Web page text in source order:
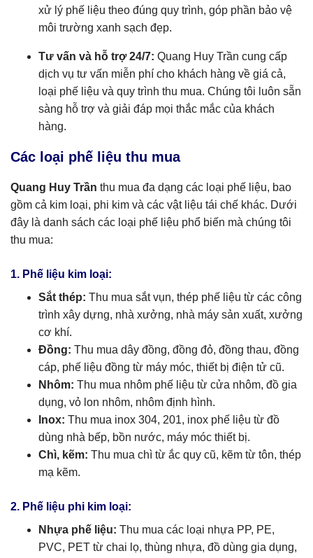
xử lý phế liệu theo đúng quy trình, góp phần bảo vệ
môi trường xanh sạch đẹp.
Tư vấn và hỗ trợ 24/7: Quang Huy Trần cung cấp
dịch vụ tư vấn miễn phí cho khách hàng về giá cả,
loại phế liệu và quy trình thu mua. Chúng tôi luôn sẵn
sàng hỗ trợ và giải đáp mọi thắc mắc của khách
hàng.
Các loại phế liệu thu mua
Quang Huy Trần thu mua đa dạng các loại phế liệu, bao
gồm cả kim loại, phi kim và các vật liệu tái chế khác. Dưới
đây là danh sách các loại phế liệu phổ biến mà chúng tôi
thu mua:
1. Phế liệu kim loại:
Sắt thép: Thu mua sắt vụn, thép phế liệu từ các công
trình xây dựng, nhà xưởng, nhà máy sản xuất, xưởng
cơ khí.
Đồng: Thu mua dây đồng, đồng đỏ, đồng thau, đồng
cáp, phế liệu đồng từ máy móc, thiết bị điện tử cũ.
Nhôm: Thu mua nhôm phế liệu từ cửa nhôm, đồ gia
dụng, vỏ lon nhôm, nhôm định hình.
Inox: Thu mua inox 304, 201, inox phế liệu từ đồ
dùng nhà bếp, bồn nước, máy móc thiết bị.
Chì, kẽm: Thu mua chì từ ắc quy cũ, kẽm từ tôn, thép
mạ kẽm.
2. Phế liệu phi kim loại:
Nhựa phế liệu: Thu mua các loại nhựa PP, PE,
PVC, PET từ chai lọ, thùng nhựa, đồ dùng gia dụng,